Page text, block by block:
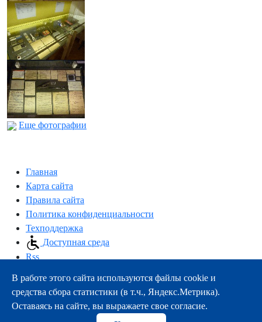
Еще фотографии
Главная
Карта сайта
Правила сайта
Политика конфиденциальности
Техподдержка
Доступная среда
Rss
163000, г.Архангельск, пр-т Троицкий, 51
тел.:+7 (8182) 21-11-63
e-mail:info@nsmu.ru
В работе этого сайта используются файлы cookie и
средства сбора статистики (в т.ч., Яндекс.Метрика).
Оставаясь на сайте, вы выражаете свое согласие.